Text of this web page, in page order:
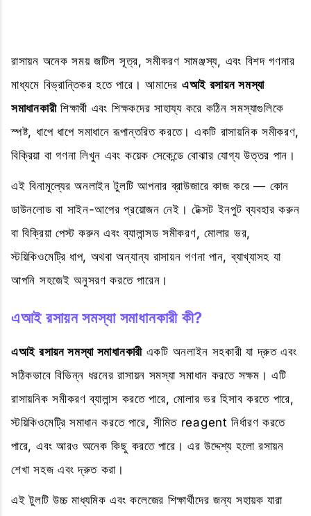
রাসায়ন অনেক সময় জটিল সূত্র, সমীকরণ সামঞ্জস্য, এবং বিশদ গণনার
মাধ্যমে বিভ্রান্তিকর হতে পারে। আমাদের এআই রসায়ন সমস্যা
সমাধানকারীশিক্ষার্থী এবং শিক্ষকদের সাহায্য করে কঠিন সমস্যাগুলিকে
স্পষ্ট, ধাপে ধাপে সমাধানে রূপান্তরিত করতে। একটি রাসায়নিক সমীকরণ,
বিক্রিয়া বা গণনা লিখুন এবং কয়েক সেকেন্ডে বোঝার যোগ্য উত্তর পান।
এই বিনামূল্যের অনলাইন টুলটি আপনার ব্রাউজারে কাজ করে — কোন
ডাউনলোড বা সাইন-আপের প্রয়োজন নেই। টেক্সট ইনপুট ব্যবহার করুন
বা বিক্রিয়া পেস্ট করুন এবং ব্যালান্সড সমীকরণ, মোলার ভর,
স্টয়িকিওমেট্রি ধাপ, অথবা অন্যান্য রাসায়ন গণনা পান, ব্যাখ্যাসহ যা
আপনি সহজেই অনুসরণ করতে পারেন।
এআই রসায়ন সমস্যা সমাধানকারী কী?
এআই রসায়ন সমস্যা সমাধানকারী একটি অনলাইন সহকারী যা দ্রুত এবং
সঠিকভাবে বিভিন্ন ধরনের রাসায়ন সমস্যা সমাধান করতে সক্ষম। এটি
রাসায়নিক সমীকরণ ব্যালান্স করতে পারে, মোলার ভর হিসাব করতে পারে,
স্টয়িকিওমেট্রি সমাধান করতে পারে, সীমিত reagent নির্ধারণ করতে
পারে, এবং আরও অনেক কিছু করতে পারে। এর উদ্দেশ্য হলো রসায়ন
শেখা সহজ এবং দ্রুত করা।
এই টুলটি উচ্চ মাধ্যমিক এবং কলেজের শিক্ষার্থীদের জন্য সহায়ক যারা